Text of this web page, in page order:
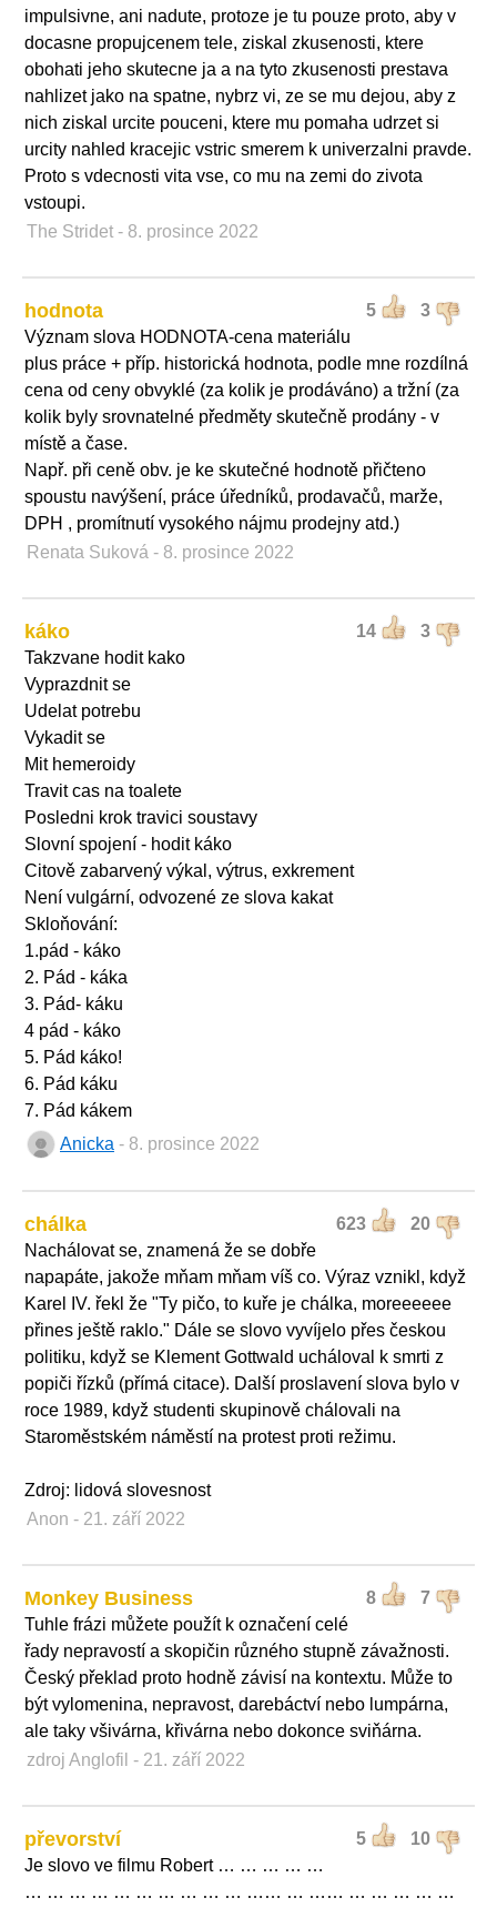
impulsivne, ani nadute, protoze je tu pouze proto, aby v
docasne propujcenem tele, ziskal zkusenosti, ktere
obohati jeho skutecne ja a na tyto zkusenosti prestava
nahlizet jako na spatne, nybrz vi, ze se mu dejou, aby z
nich ziskal urcite pouceni, ktere mu pomaha udrzet si
urcity nahled kracejic vstric smerem k univerzalni pravde.
Proto s vdecnosti vita vse, co mu na zemi do zivota
vstoupi.
The Stridet - 8. prosince 2022
5 3
hodnota
Význam slova HODNOTA-cena materiálu
plus práce + příp. historická hodnota, podle mne rozdílná
cena od ceny obvyklé (za kolik je prodáváno) a tržní (za
kolik byly srovnatelné předměty skutečně prodány - v
místě a čase.
Např. při ceně obv. je ke skutečné hodnotě přičteno
spoustu navýšení, práce úředníků, prodavačů, marže,
DPH , promítnutí vysokého nájmu prodejny atd.)
Renata Suková - 8. prosince 2022
14 3
káko
Takzvane hodit kako
Vyprazdnit se
Udelat potrebu
Vykadit se
Mit hemeroidy
Travit cas na toalete
Posledni krok travici soustavy
Slovní spojení - hodit káko
Citově zabarvený výkal, výtrus, exkrement
Není vulgární, odvozené ze slova kakat
Skloňování:
1.pád - káko
2. Pád - káka
3. Pád- káku
4 pád - káko
5. Pád káko!
6. Pád káku
7. Pád kákem
Anicka - 8. prosince 2022
623 20
chálka
Nachálovat se, znamená že se dobře
napapáte, jakože mňam mňam víš co. Výraz vznikl, když
Karel IV. řekl že "Ty pičo, to kuře je chálka, moreeeeee
přines ještě raklo." Dále se slovo vyvíjelo přes českou
politiku, když se Klement Gottwald ucháloval k smrti z
popiči řízků (přímá citace). Další proslavení slova bylo v
roce 1989, když studenti skupinově chálovali na
Staroměstském náměstí na protest proti režimu.
Zdroj: lidová slovesnost
Anon - 21. září 2022
8 7
Monkey Business
Tuhle frázi můžete použít k označení celé
řady nepravostí a skopičin různého stupně závažnosti.
Český překlad proto hodně závisí na kontextu. Může to
být vylomenina, nepravost, darebáctví nebo lumpárna,
ale taky všivárna, křivárna nebo dokonce sviňárna.
zdroj Anglofil - 21. září 2022
5 10
převorství
Je slovo ve filmu Robert … … … … …
… … … … … … … … … … …… … …… … … … … …